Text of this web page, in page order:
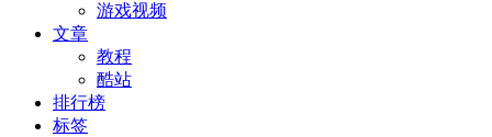
游戏视频
文章
教程
酷站
排行榜
标签